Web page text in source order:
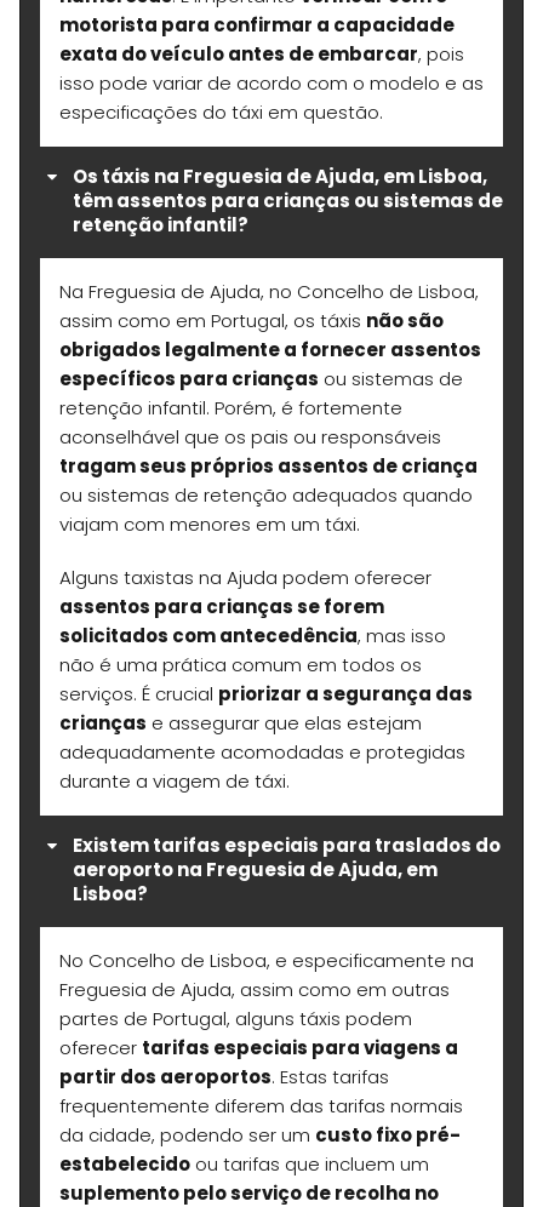
motorista para confirmar a capacidade
exata do veículo antes de embarcar, pois
isso pode variar de acordo com o modelo e as
especificações do táxi em questão.
Os táxis na Freguesia de Ajuda, em Lisboa,
têm assentos para crianças ou sistemas de
retenção infantil?
Na Freguesia de Ajuda, no Concelho de Lisboa,
assim como em Portugal, os táxis não são
obrigados legalmente a fornecer assentos
específicos para crianças ou sistemas de
retenção infantil. Porém, é fortemente
aconselhável que os pais ou responsáveis
tragam seus próprios assentos de criança
ou sistemas de retenção adequados quando
viajam com menores em um táxi.
Alguns taxistas na Ajuda podem oferecer
assentos para crianças se forem
solicitados com antecedência, mas isso
não é uma prática comum em todos os
serviços. É crucial priorizar a segurança das
crianças e assegurar que elas estejam
adequadamente acomodadas e protegidas
durante a viagem de táxi.
Existem tarifas especiais para traslados do
aeroporto na Freguesia de Ajuda, em
Lisboa?
No Concelho de Lisboa, e especificamente na
Freguesia de Ajuda, assim como em outras
partes de Portugal, alguns táxis podem
oferecer tarifas especiais para viagens a
partir dos aeroportos. Estas tarifas
frequentemente diferem das tarifas normais
da cidade, podendo ser um custo fixo pré-
estabelecido ou tarifas que incluem um
suplemento pelo serviço de recolha no